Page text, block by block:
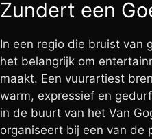
Zundert een
In een regio die bruist van
het belangrijk om
maakt. Een vuurartiest
warm, expressief en
in de buurt van het Van
organiseert bij een van de